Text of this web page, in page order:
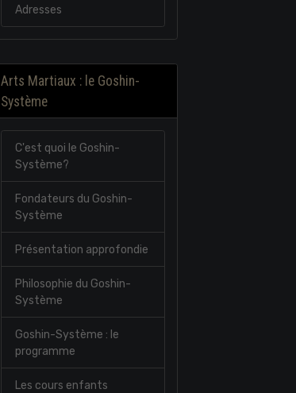
Adresses
Arts Martiaux : le Goshin-
Système
C'est quoi le Goshin-
Système?
Fondateurs du Goshin-
Système
Présentation approfondie
Philosophie du Goshin-
Système
Goshin-Système : le
programme
Les cours enfants